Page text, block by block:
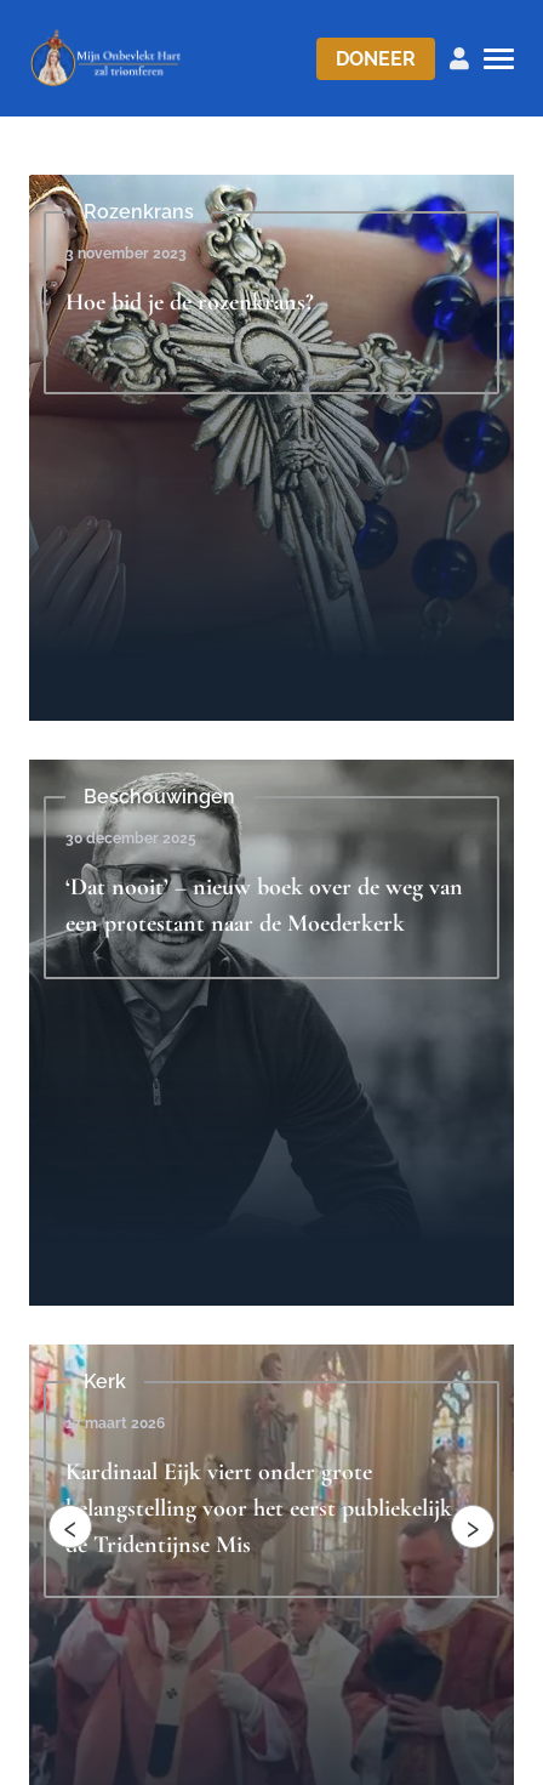
DONEER
Rozenkrans
3 november 2023
Hoe bid je de rozenkrans?
Beschouwingen
30 december 2025
‘Dat nooit’ – nieuw boek over de weg van
een protestant naar de Moederkerk
Beschouwingen
4 februari 2023
Ridderlijkheid is het antwoord op
"toxische mannelijkheid"
‹ ›